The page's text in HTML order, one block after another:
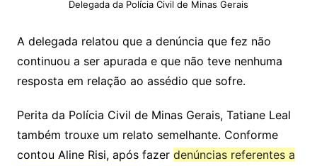
Delegada da Polícia Civil de Minas Gerais
A delegada relatou que a denúncia que fez não
continuou a ser apurada e que não teve nenhuma
resposta em relação ao assédio que sofre.
Perita da Polícia Civil de Minas Gerais, Tatiane Leal
também trouxe um relato semelhante. Conforme
contou Aline Risi, após fazer denúncias referentes a